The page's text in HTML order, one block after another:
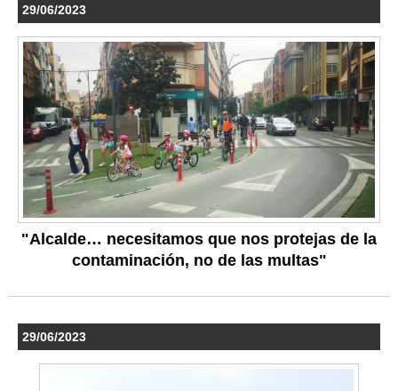
29/06/2023
"Alcalde… necesitamos que nos protejas de la
contaminación, no de las multas"
29/06/2023